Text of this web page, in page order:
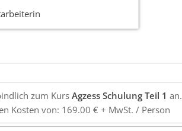
zum KursAgzess Schulung Teil 1 an.
Kosten von: 169.00 € + MwSt. / Person